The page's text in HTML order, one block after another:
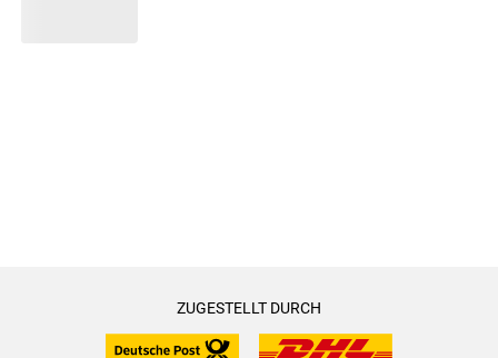
ZUGESTELLT DURCH